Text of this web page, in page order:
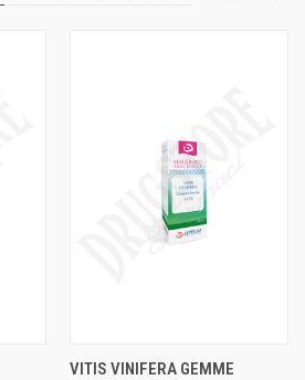
VITIS VINIFERA GEMME